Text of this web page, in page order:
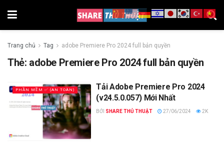
Trang chủ Tag adobe Premiere Pro 2024 full bản quyền
Thẻ: adobe Premiere Pro 2024 full bản quyền
PHẦN MỀM ✅ (AN TOÀN)
Tải Adobe Premiere Pro 2024
(v24.5.0.057) Mới Nhất
BỞI SHARE THỦ THUẬT 27/06/2024 2K